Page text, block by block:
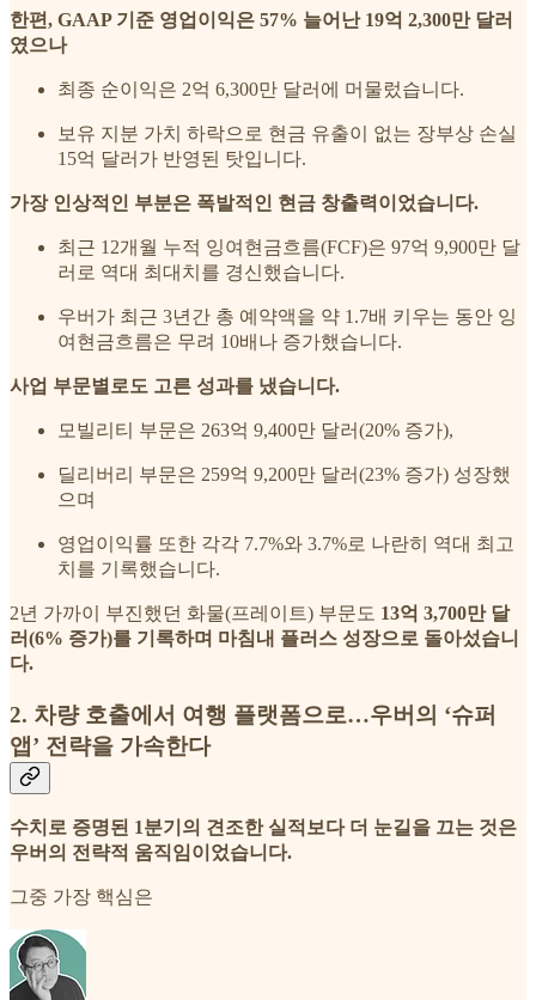
한편, GAAP 기준 영업이익은 57% 늘어난 19억 2,300만 달러
였으나
최종 순이익은 2억 6,300만 달러에 머물렀습니다.
보유 지분 가치 하락으로 현금 유출이 없는 장부상 손실
15억 달러가 반영된 탓입니다.
가장 인상적인 부분은 폭발적인 현금 창출력이었습니다.
최근 12개월 누적 잉여현금흐름(FCF)은 97억 9,900만 달
러로 역대 최대치를 경신했습니다.
우버가 최근 3년간 총 예약액을 약 1.7배 키우는 동안 잉
여현금흐름은 무려 10배나 증가했습니다.
사업 부문별로도 고른 성과를 냈습니다.
모빌리티 부문은 263억 9,400만 달러(20% 증가),
딜리버리 부문은 259억 9,200만 달러(23% 증가) 성장했
으며
영업이익률 또한 각각 7.7%와 3.7%로 나란히 역대 최고
치를 기록했습니다.
2년 가까이 부진했던 화물(프레이트) 부문도 13억 3,700만 달
러(6% 증가)를 기록하며 마침내 플러스 성장으로 돌아섰습니
다.
2. 차량 호출에서 여행 플랫폼으로…우버의 ‘슈퍼
앱’ 전략을 가속한다
수치로 증명된 1분기의 견조한 실적보다 더 눈길을 끄는 것은
우버의 전략적 움직임이었습니다.
그중 가장 핵심은